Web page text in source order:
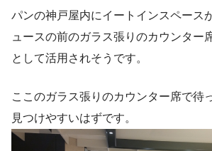
パンの神戸屋内にイートインスペース
ュースの前のガラス張りのカウンター
として活用されそうです。
ここのガラス張りのカウンター席で待
見つけやすいはずです。